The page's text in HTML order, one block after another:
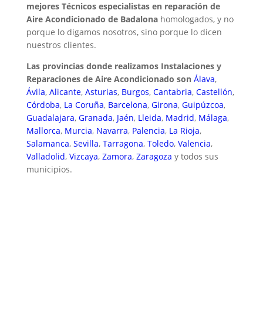
mejores Técnicos especialistas en reparación de
Aire Acondicionado de Badalonahomologados, y no
porque lo digamos nosotros, sino porque lo dicen
nuestros clientes.
Las provincias donde realizamos Instalaciones y
Reparaciones de Aire Acondicionado son Álava,
Ávila, Alicante, Asturias, Burgos, Cantabria, Castellón,
Córdoba, La Coruña, Barcelona, Girona, Guipúzcoa,
Guadalajara, Granada, Jaén, Lleida, Madrid, Málaga,
Mallorca, Murcia, Navarra, Palencia, La Rioja,
Salamanca, Sevilla, Tarragona, Toledo, Valencia,
Valladolid, Vizcaya, Zamora, Zaragoza y todos sus
municipios.